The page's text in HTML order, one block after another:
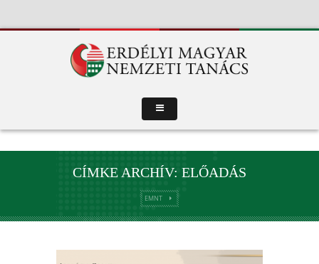
CÍMKE ARCHÍV: ELŐADÁS
EMNT